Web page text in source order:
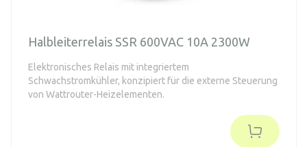
Halbleiterrelais SSR 600VAC 10A 2300W
Elektronisches Relais mit integriertem
Schwachstromkühler, konzipiert für die externe Steuerung
von Wattrouter-Heizelementen.